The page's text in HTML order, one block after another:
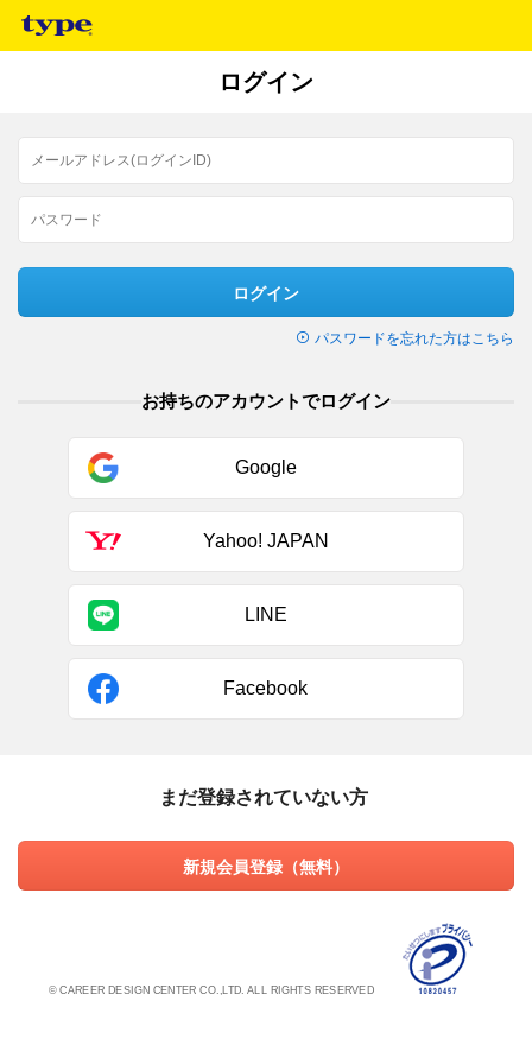
ログイン
ログイン
パスワードを忘れた方はこちら
お持ちのアカウントでログイン
Google
Yahoo! JAPAN
LINE
Facebook
まだ登録されていない方
新規会員登録（無料）
© CAREER DESIGN CENTER CO.,LTD. ALL RIGHTS RESERVED